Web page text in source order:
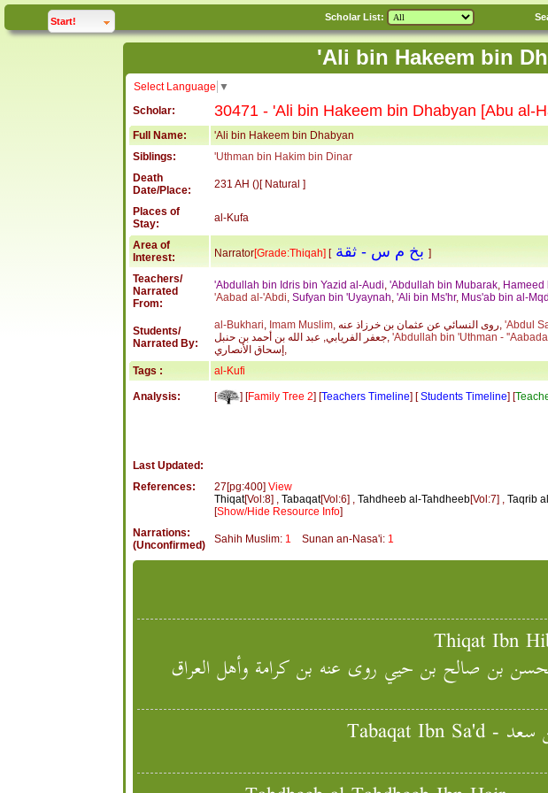
Start!click to Scholar List:
Select Language ▼
Scholar:
30471 - 'Ali bin Hakeem bin Dhabyan [Abu al-
Full Name:
'Ali bin Hakeem bin Dhabyan
Siblings:
'Uthman bin Hakim bin Dinar
Death
Date/Place:
231 AH ()[ Natural ]
Places of
Stay:
al-Kufa
Area of
Interest:
Narrator[Grade:Thiqah] [ بخ م س ]
Teachers/
Narrated
From:
'Abdullah bin Idris bin Yazid al-Audi, 'Abdullah bin Mubarak, Hameed
'Aabad al-'Abdi, Sufyan bin 'Uyaynah, 'Ali bin Ms'hr, Mus'ab bin al-
Students/
Narrated By:
al-Bukhari, Imam Muslim , روى النسائي عن عثمان بن خرزاذ عنه, 'Abdul
جعفر الفريابي, عبد الله بن أحمد بن حنبل, 'Abdullah bin 'Uthman -
إسحاق الأنصاري,
Tags :
al-Kufi
Analysis: [ ] [Family Tree 2] [Teachers Timeline] [Students Timeline] [
Last Updated:
References:
27[pg:400] View
Thiqat[Vol:8] , Tabaqat[Vol:6] , Tahdheeb al-Tahdheeb[Vol:7] , Taqrib
[Show/Hide Resource Info]
Narrations:
(Unconfirmed)
Sahih Muslim: 1 Sunan an-Nasa'i: 1
بن صالح بن حيي روى عنه بن كرامة وأهل العراق